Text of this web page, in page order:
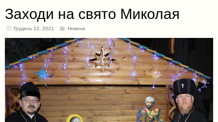
Заходи на свято Миколая
Грудень 12, 2021 Новини